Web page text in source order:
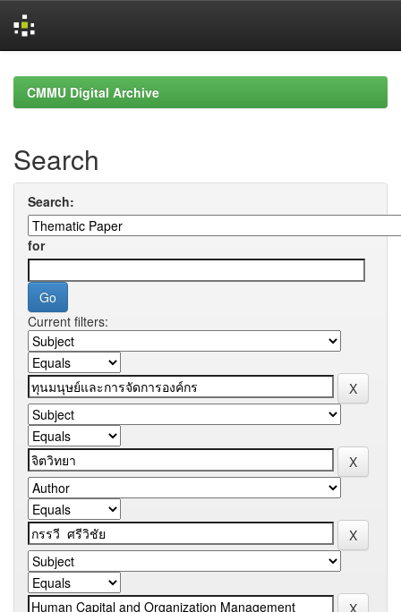
navigationCMMU Digital Archive
Search
Search:
for
Current filters: